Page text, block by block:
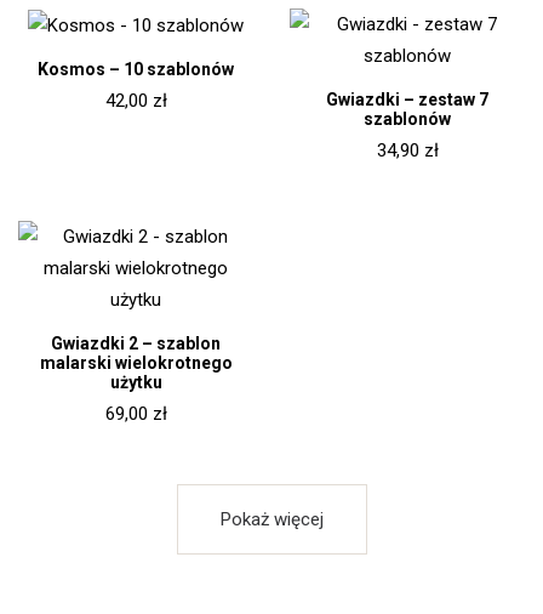
Kosmos – 10 szablonów
42,00 zł
Gwiazdki – zestaw 7
szablonów
34,90 zł
Gwiazdki 2 – szablon
malarski wielokrotnego
użytku
69,00 zł
Pokaż więcej